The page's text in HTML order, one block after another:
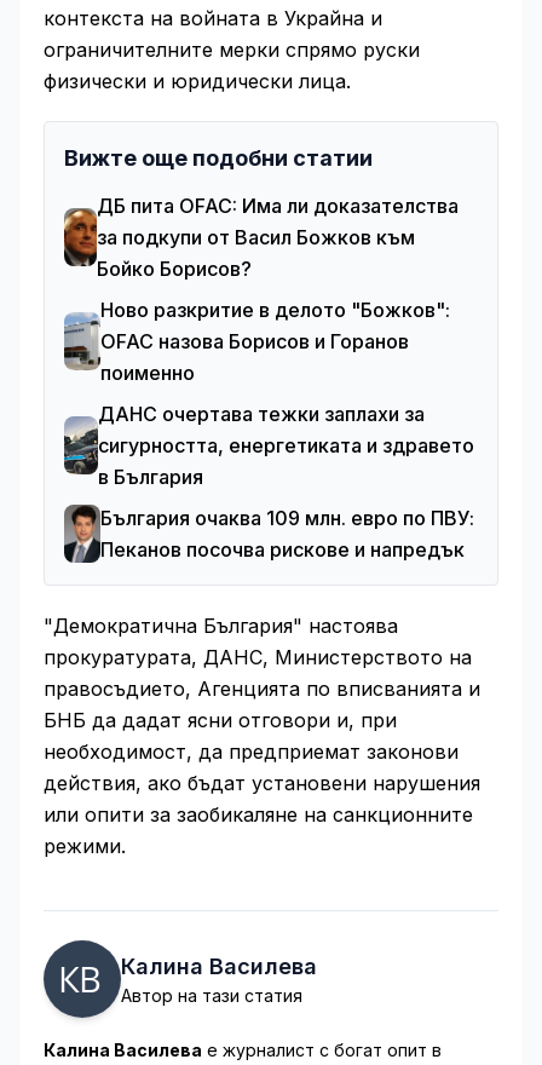
контекста на войната в Украйна и
ограничителните мерки спрямо руски
физически и юридически лица.
Вижте още подобни статии
ДБ пита OFAC: Има ли доказателства
за подкупи от Васил Божков към
Бойко Борисов?
Ново разкритие в делото "Божков":
OFAC назова Борисов и Горанов
поименно
ДАНС очертава тежки заплахи за
сигурността, енергетиката и здравето
в България
България очаква 109 млн. евро по ПВУ:
Пеканов посочва рискове и напредък
"Демократична България" настоява
прокуратурата, ДАНС, Министерството на
правосъдието, Агенцията по вписванията и
БНБ да дадат ясни отговори и, при
необходимост, да предприемат законови
действия, ако бъдат установени нарушения
или опити за заобикаляне на санкционните
режими.
Калина Василева
Автор на тази статия
Калина Василева е журналист с богат опит в